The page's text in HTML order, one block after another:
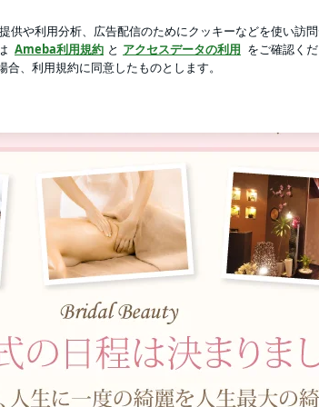
当店について Q&A ご予約